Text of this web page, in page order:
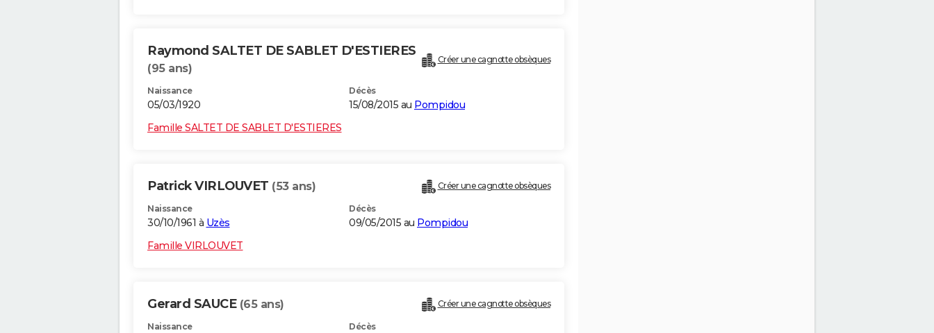
Raymond SALTET DE SABLET D'ESTIERES
(95 ans)
Créer une cagnotte obsèques
Naissance
05/03/1920
Décès
15/08/2015 au Pompidou
Famille SALTET DE SABLET D'ESTIERES
Patrick VIRLOUVET (53 ans) Créer une cagnotte obsèques
Naissance
30/10/1961 à Uzès
Décès
09/05/2015 au Pompidou
Famille VIRLOUVET
Gerard SAUCE (65 ans) Créer une cagnotte obsèques
Naissance Décès